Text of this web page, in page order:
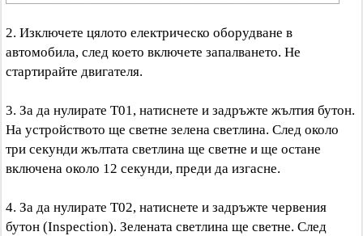
2. Изключете цялото електрическо оборудване в
автомобила, след което включете запалването. Не
стартирайте двигателя.
3. За да нулирате T01, натиснете и задръжте жълтия бутон.
На устройството ще светне зелена светлина. След около
три секунди жълтата светлина ще светне и ще остане
включена около 12 секунди, преди да изгасне.
4. За да нулирате T02, натиснете и задръжте червения
бутон (Inspection). Зелената светлина ще светне. След